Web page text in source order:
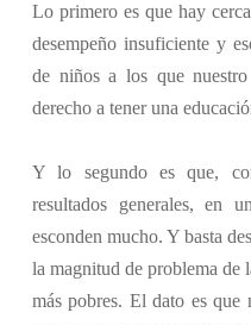
Lo primero es que hay
desempeño insuficiente y
de niños a los que
derecho a tener una
Y lo segundo es que,
resultados generales, en
esconden mucho. Y basta
la magnitud de problema de
más pobres. El dato es